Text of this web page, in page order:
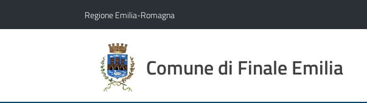
Regione Emilia-Romagna
Comune di Finale Emilia